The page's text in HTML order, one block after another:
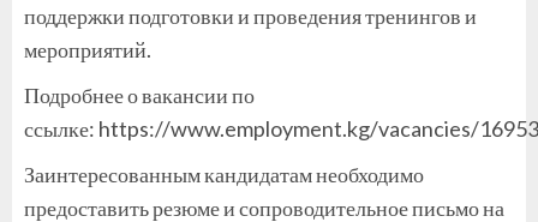
поддержки подготовки и проведения тренингов и
мероприятий.
Подробнее о вакансии по
ссылке: https://www.employment.kg/vacancies/16953
Заинтересованным кандидатам необходимо
предоставить резюме и сопроводительное письмо на